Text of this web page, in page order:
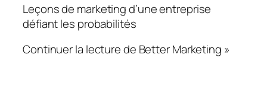
Leçons de marketing d’une entreprise
défiant les probabilités
Continuer la lecture de Better Marketing »